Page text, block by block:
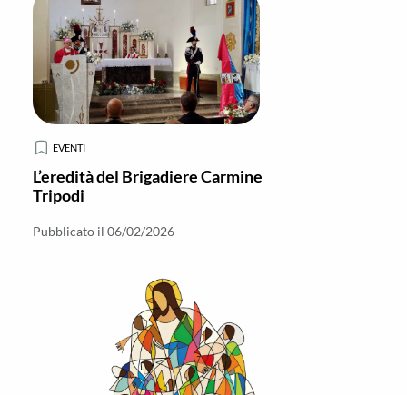
EVENTI
L’eredità del Brigadiere Carmine
Tripodi
Pubblicato il 06/02/2026